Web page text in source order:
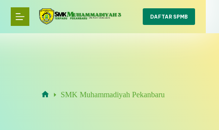
content
DAFTAR SPMB
SMK Muhammadiyah Pekanbaru